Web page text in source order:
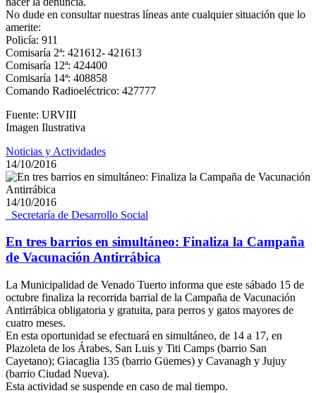
No dude en consultar nuestras líneas ante cualquier situación que lo
amerite:
Policía: 911
Comisaría 2ª: 421612- 421613
Comisaría 12ª: 424400
Comisaría 14ª: 408858
Comando Radioeléctrico: 427777
Fuente: URVIII
Imagen Ilustrativa
Noticias y Actividades
14/10/2016
14/10/2016
_Secretaría de Desarrollo Social
En tres barrios en simultáneo: Finaliza la Campaña
de Vacunación Antirrábica
La Municipalidad de Venado Tuerto informa que este sábado 15 de
octubre finaliza la recorrida barrial de la Campaña de Vacunación
Antirrábica obligatoria y gratuita, para perros y gatos mayores de
cuatro meses.
En esta oportunidad se efectuará en simultáneo, de 14 a 17, en
Plazoleta de los Árabes, San Luis y Titi Camps (barrio San
Cayetano); Giacaglia 135 (barrio Güemes) y Cavanagh y Jujuy
(barrio Ciudad Nueva).
Esta actividad se suspende en caso de mal tiempo.